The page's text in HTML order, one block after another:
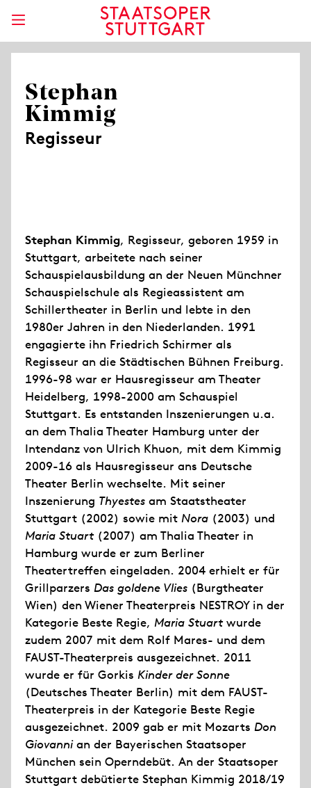
Stephan
Kimmig
Regisseur
Stephan Kimmig, Regisseur, geboren 1959 in
Stuttgart, arbeitete nach seiner
Schauspielausbildung an der Neuen Münchner
Schauspielschule als Regieassistent am
Schillertheater in Berlin und lebte in den
1980er Jahren in den Niederlanden. 1991
engagierte ihn Friedrich Schirmer als
Regisseur an die Städtischen Bühnen Freiburg.
1996-98 war er Hausregisseur am Theater
Heidelberg, 1998-2000 am Schauspiel
Stuttgart. Es entstanden Inszenierungen u.a.
an dem Thalia Theater Hamburg unter der
Intendanz von Ulrich Khuon, mit dem Kimmig
2009-16 als Hausregisseur ans Deutsche
Theater Berlin wechselte. Mit seiner
Inszenierung Thyestes am Staatstheater
Stuttgart (2002) sowie mit Nora (2003) und
Maria Stuart(2007) am Thalia Theater in
Hamburg wurde er zum Berliner
Theatertreffen eingeladen. 2004 erhielt er für
Grillparzers Das goldene Vlies (Burgtheater
Wien) den Wiener Theaterpreis NESTROY in der
Kategorie Beste Regie, Maria Stuartwurde
zudem 2007 mit dem Rolf Mares- und dem
FAUST-Theaterpreis ausgezeichnet. 2011
wurde er für Gorkis Kinder der Sonne
(Deutsches Theater Berlin) mit dem FAUST-
Theaterpreis in der Kategorie Beste Regie
ausgezeichnet. 2009 gab er mit Mozarts Don
Giovannian der Bayerischen Staatsoper
München sein Operndebüt. An der Staatsoper
Stuttgart debütierte Stephan Kimmig 2018/19